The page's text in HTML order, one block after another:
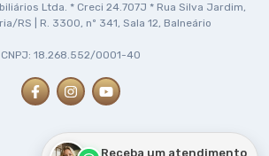
Ltda. * Creci 24.707J * Rua Silva Jardim,
RS | R. 3300, nº 341, Sala 12, Balneário
CNPJ: 18.268.552/0001-40
Receba um atendimento